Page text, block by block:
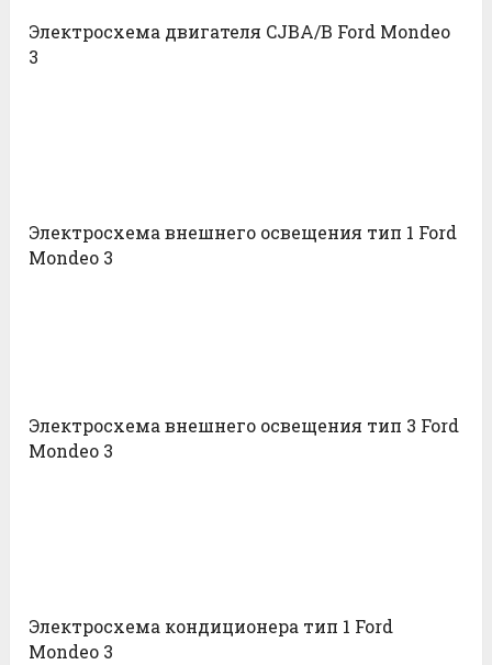
Электросхема двигателя CJBA/B Ford Mondeo
3
Электросхема внешнего освещения тип 1 Ford
Mondeo 3
Электросхема внешнего освещения тип 3 Ford
Mondeo 3
Электросхема кондиционера тип 1 Ford
Mondeo 3